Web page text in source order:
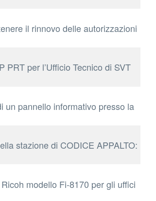
il rinnovo delle autorizzazioni
per l’Ufficio Tecnico di SVT
un pannello informativo presso la
stazione di CODICE APPALTO:
modello Fi-8170 per gli uffici